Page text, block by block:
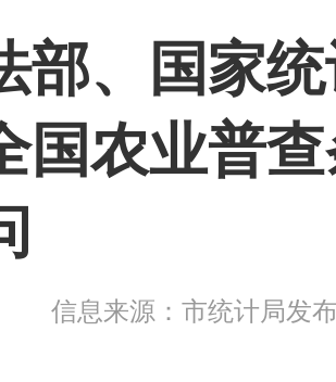
部、国家
国农业普
信息来源：市统计局发